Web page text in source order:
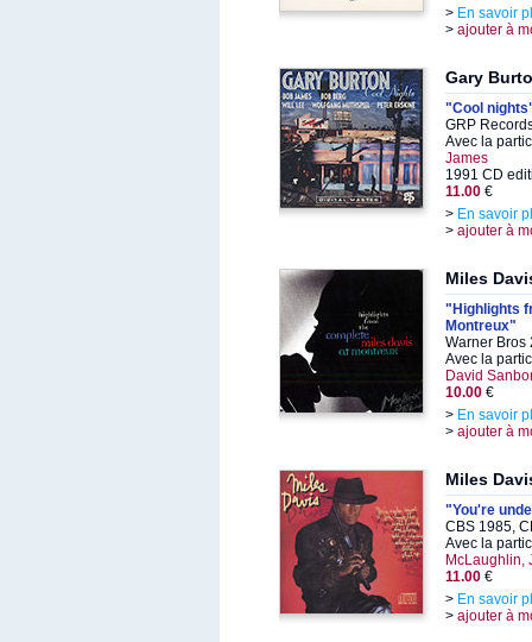
> En savoir
> ajouter à
Gary
"Cool
GRP
Avec la
James
1991 CD
11.00 €
> En savoir
> ajouter à
Miles
"Highlights
Montreux"
Warner Bros
Avec la
David
10.00 €
> En savoir
> ajouter à
Miles
"You're
CBS 1985,
Avec la
McLaughlin,
11.00 €
> En savoir
> ajouter à